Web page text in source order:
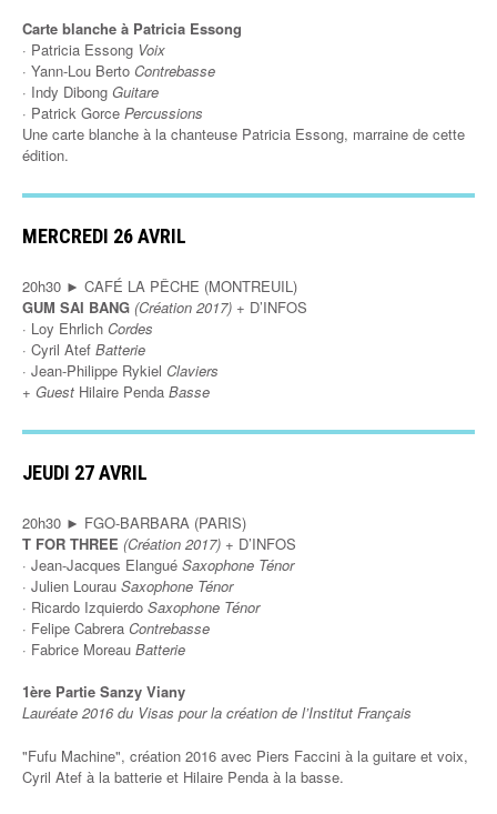
Carte blanche à Patricia Essong
· Patricia Essong Voix
· Yann-Lou Berto Contrebasse
· Indy Dibong Guitare
· Patrick Gorce Percussions
Une carte blanche à la chanteuse Patricia Essong, marraine de cette
édition.
MERCREDI 26 AVRIL
20h30 ► CAFÉ LA PÊCHE (MONTREUIL)
GUM SAI BANG (Création 2017) + D’INFOS
· Loy Ehrlich Cordes
· Cyril Atef Batterie
· Jean-Philippe Rykiel Claviers
+ Guest Hilaire Penda Basse
JEUDI 27 AVRIL
20h30 ► FGO-BARBARA (PARIS)
T FOR THREE (Création 2017) + D’INFOS
· Jean-Jacques Elangué Saxophone Ténor
· Julien Lourau Saxophone Ténor
· Ricardo Izquierdo Saxophone Ténor
· Felipe Cabrera Contrebasse
· Fabrice Moreau Batterie
1ère Partie Sanzy Viany
Lauréate 2016 du Visas pour la création de l’Institut Français
"Fufu Machine", création 2016 avec Piers Faccini à la guitare et voix,
Cyril Atef à la batterie et Hilaire Penda à la basse.